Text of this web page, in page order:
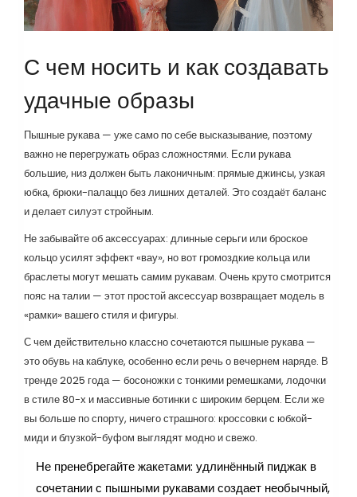
С чем носить и как создавать
удачные образы
Пышные рукава — уже само по себе высказывание, поэтому
важно не перегружать образ сложностями. Если рукава
большие, низ должен быть лаконичным: прямые джинсы, узкая
юбка, брюки-палаццо без лишних деталей. Это создаёт баланс
и делает силуэт стройным.
Не забывайте об аксессуарах: длинные серьги или броское
кольцо усилят эффект «вау», но вот громоздкие кольца или
браслеты могут мешать самим рукавам. Очень круто смотрится
пояс на талии — этот простой аксессуар возвращает модель в
«рамки» вашего стиля и фигуры.
С чем действительно классно сочетаются пышные рукава —
это обувь на каблуке, особенно если речь о вечернем наряде. В
тренде 2025 года — босоножки с тонкими ремешками, лодочки
в стиле 80-х и массивные ботинки с широким берцем. Если же
вы больше по спорту, ничего страшного: кроссовки с юбкой-
миди и блузкой-буфом выглядят модно и свежо.
Не пренебрегайте жакетами: удлинённый пиджак в
сочетании с пышными рукавами создает необычный,